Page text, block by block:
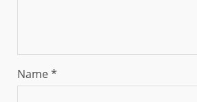
Name*